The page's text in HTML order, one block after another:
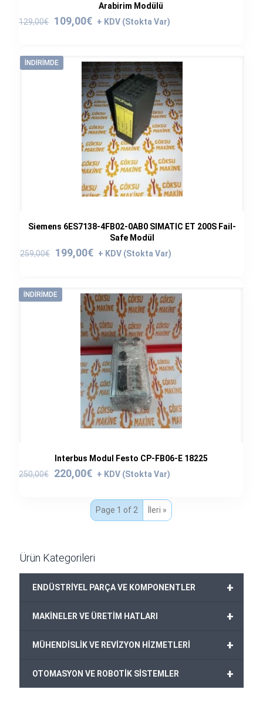
Arabirim Modülü
129,00€ Orijinal
109,00€
109,00€.
İNDIRIMDE
Siemens 6ES7138-4FB02-0AB0 SIMATIC ET 200S Fail-
Safe Modül
259,00€
Orijinal
199,00€
Şu
199,00€.
İNDIRIMDE
Interbus Modul Festo CP-FB06-E 18225
250,00€ Orijinal
250,00€.
220,00€
fiyat:
220,00€.
Page 1 of 2 İleri »
Ürün Kategorileri
+
ENDÜSTRİYEL PARÇA VE KOMPONENTLER
+
MAKİNELER VE ÜRETİM HATLARI
+
MÜHENDİSLİK VE REVİZYON HİZMETLERİ
+
OTOMASYON VE ROBOTİK SİSTEMLER